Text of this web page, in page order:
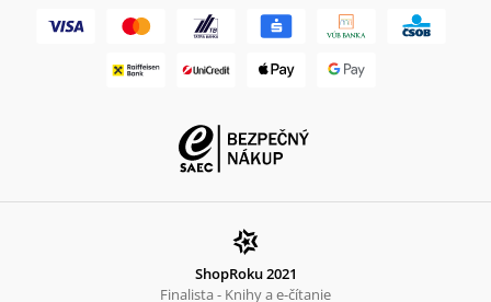
ShopRoku 2021
Finalista - Knihy a e-čítanie